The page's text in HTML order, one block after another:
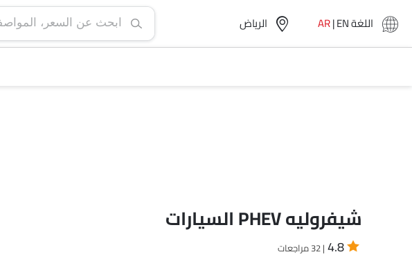
الرياض‎ اللغةEN
|
AR
شيفروليه PHEV السيارات
4.8 | 32 مراجعات